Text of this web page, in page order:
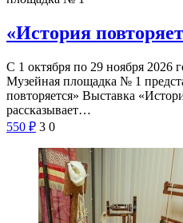
«История
С 1 октября по 29 ноября 2026
Музейная площадка № 1
повторяется» Выставка
рассказывает…
550 ₽ 3 0